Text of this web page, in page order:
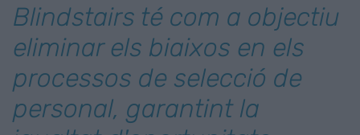
Blindstairs té com a objectiu
eliminar els biaixos en els
processos de selecció de
personal, garantint la